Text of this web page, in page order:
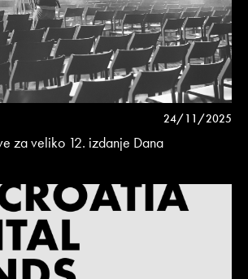
24/11/2025
za veliko 12. izdanje Dana